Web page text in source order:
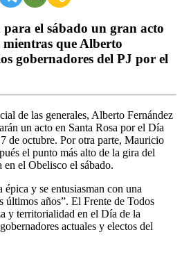
el sábado un gran acto
que Alberto
gobernadores del PJ por el
de las generales, Alberto Fernández
un acto en Santa Rosa por el Día
de octubre. Por otra parte, Mauricio
el punto más alto de la gira del
en el Obelisco el sábado.
y se entusiasman con una
últimos años”. El Frente de Todos
y territorialidad en el Día de la
actuales y electos del